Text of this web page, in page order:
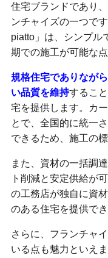
住宅ブランドであり
ンチャイズの一つで
piatto」は、シンプル
期での施工が可能な
規格住宅でありなが
い品質を維持するこ
宅を提供します。カ
とで、全国的に統一
できるため、施工の
また、資材の一括調
ト削減と安定供給が
の工務店が独自に資
のある住宅を提供で
さらに、フランチャ
いる点も魅力といえ